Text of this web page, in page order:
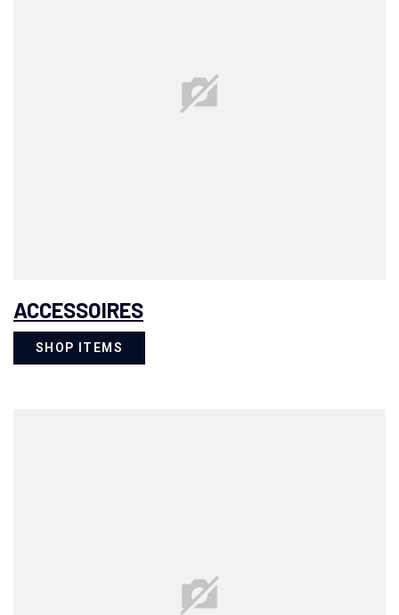
ACCESSOIRES
SHOP ITEMS